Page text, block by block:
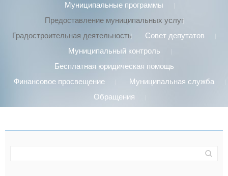
Муниципальные программы
Предоставление муниципальных услуг
Градостроительная деятельность
Совет депутатов
Муниципальный контроль
Бесплатная юридическая помощь
Финансовое просвещение
Муниципальная служба
Обращения